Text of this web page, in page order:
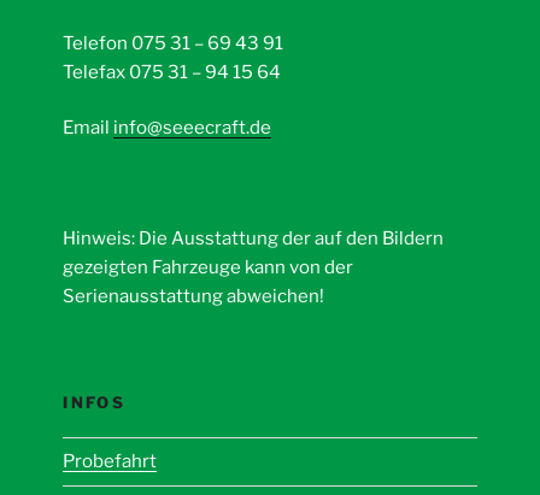
Telefon 075 31 – 69 43 91
Telefax 075 31 – 94 15 64
Email info@seeecraft.de
Hinweis: Die Ausstattung der auf den Bildern
gezeigten Fahrzeuge kann von der
Serienausstattung abweichen!
INFOS
Probefahrt